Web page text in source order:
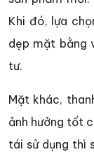
Khi đó, lựa
dẹp mặt bằng
tư.
Mặt khác,
ảnh hưởng tốt
tái sử dụng thì